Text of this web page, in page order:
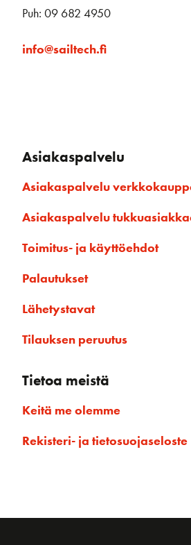
Puh: 09 682 4950
info@sailtech.fi
Asiakaspalvelu
Asiakaspalvelu
Asiakaspalvelu
Toimitus- ja käyttöehdot
Palautukset
Lähetystavat
Tilauksen peruutus
Tietoa meistä
Keitä me olemme
Rekisteri- ja tietosuojaseloste